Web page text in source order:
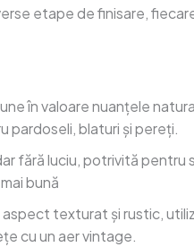
etape de finisare,
în valoare nuanțele
pardoseli, blaturi și pereți.
fără luciu, potrivită pentru
bună
aspect texturat și rustic,
cu un aer vintage.